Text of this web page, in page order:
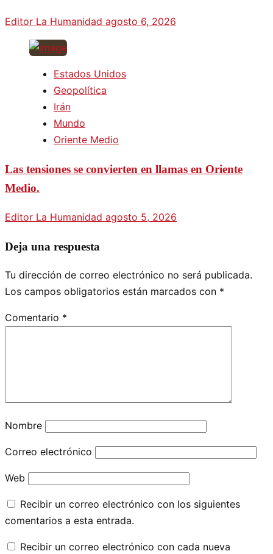
Editor La Humanidad agosto 6, 2026
Estados Unidos
Geopolítica
Irán
Mundo
Oriente Medio
Las tensiones se convierten en llamas en Oriente
Medio.
Editor La Humanidad agosto 5, 2026
Deja una respuesta
Tu dirección de correo electrónico no será publicada.
Los campos obligatorios están marcados con *
Comentario *
Nombre
Correo electrónico
Web
Recibir un correo electrónico con los siguientes
comentarios a esta entrada.
Recibir un correo electrónico con cada nueva